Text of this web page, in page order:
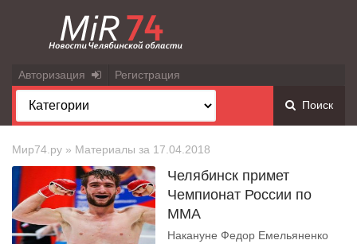
Авторизация Регистрация
Поиск
Мир74.ру » Материалы за 17.04.2018
Челябинск примет
Чемпионат России по
ММА
Накануне Федор Емельяненко